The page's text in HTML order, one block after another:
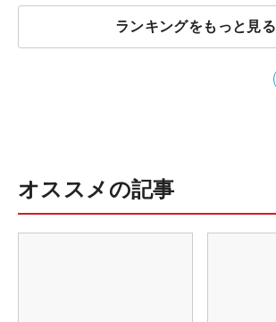
ランキングをもっと見る
オススメの記事